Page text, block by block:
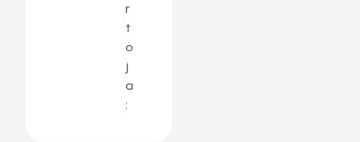
r
t
o
j
a
: